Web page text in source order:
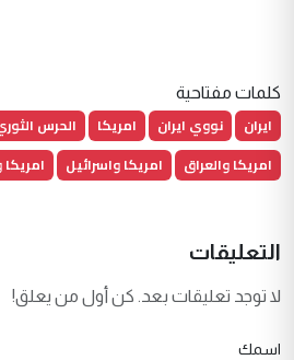
كلمات مفتاحية
ايران نووي ايران امريكا الحرس
امريكا والعراق
امريكا واسرائيل امريكا
التعليقات
لا توجد تعليقات بعد. كن أول من يعلق!
اسمك